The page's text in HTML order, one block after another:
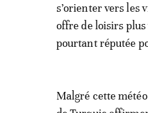
s’orienter vers les
offre de loisirs
pourtant réputée
Malgré cette